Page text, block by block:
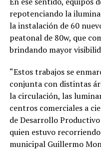
repotenciando la
la instalación de 60
peatonal de 80w, que
brindando mayor
“Estos trabajos se
conjunta con distintas
la circulación, las
centros comerciales a
de Desarrollo
quien estuvo
municipal Guillermo